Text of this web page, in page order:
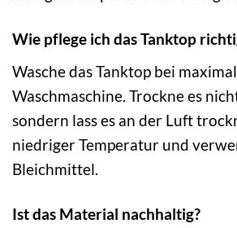
Wie pflege ich das Tanktop
Wasche das Tanktop bei
Waschmaschine. Trockne es
sondern lass es an der Luft
niedriger Temperatur und
Bleichmittel.
Ist das Material nachhaltig?